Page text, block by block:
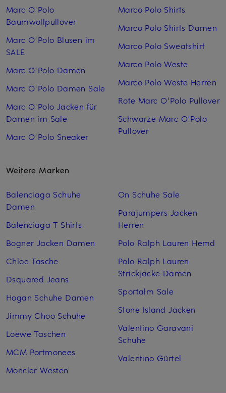
Marc O'Polo
Baumwollpullover
Marc O'Polo Blusen im
SALE
Marc O'Polo Damen
Marc O'Polo Damen Sale
Marc O'Polo Jacken für
Damen im Sale
Marc O'Polo Sneaker
Marco Polo Shirts
Marco Polo Shirts Damen
Marco Polo Sweatshirt
Marco Polo Weste
Marco Polo Weste Herren
Rote Marc O'Polo Pullover
Schwarze Marc O'Polo
Pullover
Weitere Marken
Balenciaga Schuhe
Damen
Balenciaga T Shirts
Bogner Jacken Damen
Chloe Tasche
Dsquared Jeans
Hogan Schuhe Damen
Jimmy Choo Schuhe
Loewe Taschen
MCM Portmonees
Moncler Westen
On Schuhe Sale
Parajumpers Jacken
Herren
Polo Ralph Lauren Hemd
Polo Ralph Lauren
Strickjacke Damen
Sportalm Sale
Stone Island Jacken
Valentino Garavani
Schuhe
Valentino Gürtel